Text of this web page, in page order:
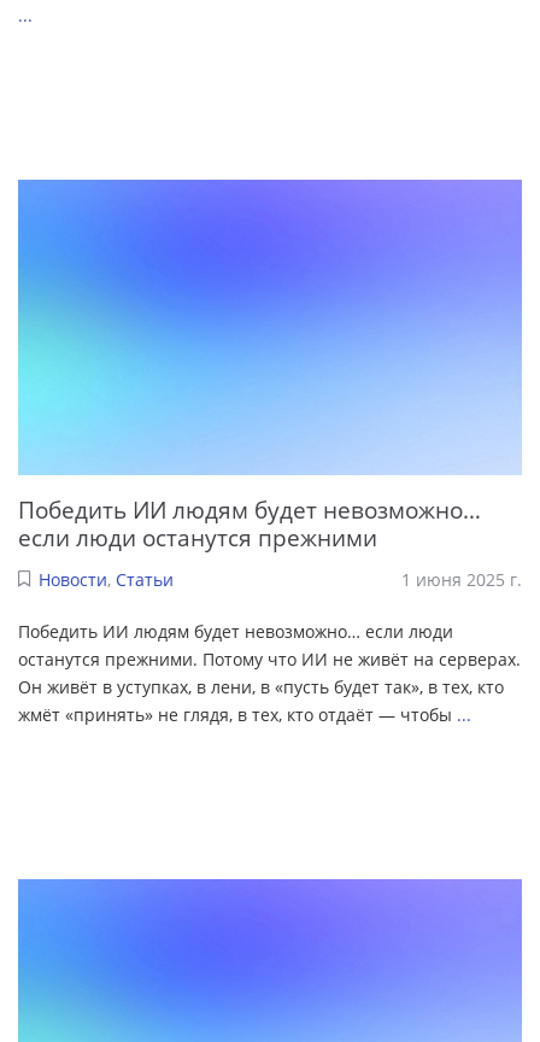
...
Победить ИИ людям будет невозможно…
если люди останутся прежними
Новости, Статьи 1 июня 2025 г.
Победить ИИ людям будет невозможно… если люди
останутся прежними. Потому что ИИ не живёт на серверах.
Он живёт в уступках, в лени, в «пусть будет так», в тех, кто
жмёт «принять» не глядя, в тех, кто отдаёт — чтобы ...